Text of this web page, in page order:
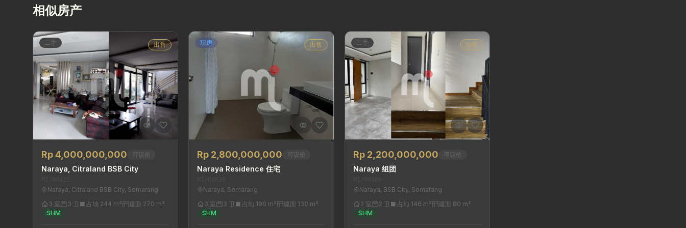
相似房产
二手 出售
Rp 4,000,000,000 可议价
Naraya, Citraland BSB City
Naraya, Citraland BSB City, Semarang
3 室
3 卫 占地 244 m²
建面 270 m²
SHM
现房 出售
Rp 2,800,000,000 可议价
Naraya Residence 住宅
Naraya, Semarang
3 室
3 卫 占地 190 m²
建面 130 m²
SHM
二手 出售
Rp 2,200,000,000 可议价
Naraya 组团
Naraya, BSB City, Semarang
2 室
2 卫 占地 146 m²
建面 80 m²
SHM